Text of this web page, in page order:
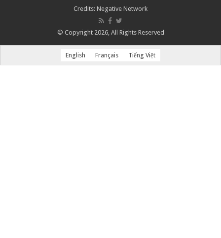
Credits: Negative Network
© Copyright 2026, All Rights Reserved
English Français Tiếng Việt